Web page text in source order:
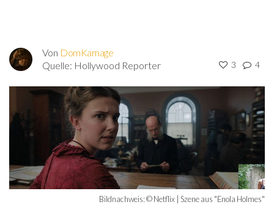
Von DomKarnage
Quelle: Hollywood Reporter 3 4
Bildnachweis: © Netflix | Szene aus "Enola Holmes"